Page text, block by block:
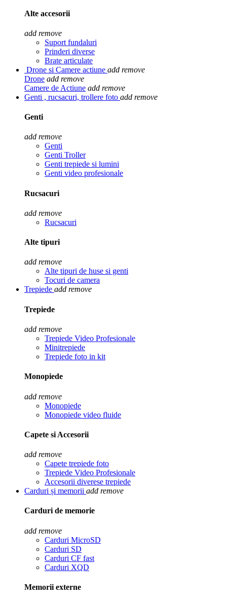
Alte accesorii
add remove
Suport fundaluri
Prinderi diverse
Brate articulate
Drone si Camere actiune add remove
Drone add remove
Camere de Actiune add remove
Genti , rucsacuri, trollere foto add remove
Genti
add remove
Genti
Genti Troller
Genti trepiede si lumini
Genti video profesionale
Rucsacuri
add remove
Rucsacuri
Alte tipuri
add remove
Alte tipuri de huse si genti
Tocuri de camera
Trepiede add remove
Trepiede
add remove
Trepiede Video Profesionale
Minitrepiede
Trepiede foto in kit
Monopiede
add remove
Monopiede
Monopiede video fluide
Capete si Accesorii
add remove
Capete trepiede foto
Trepiede Video Profesionale
Accesorii diverese trepiede
Carduri și memorii add remove
Carduri de memorie
add remove
Carduri MicroSD
Carduri SD
Carduri CF fast
Carduri XQD
Memorii externe